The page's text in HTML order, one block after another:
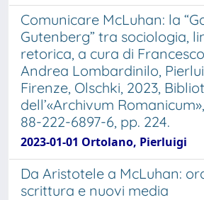
Comunicare McLuhan: la
Gutenberg” tra sociologia,
retorica, a cura di
Andrea Lombardinilo,
Firenze, Olschki, 2023,
dell’«Archivum
88-222-6897-6, pp. 224.
2023-01-01 Ortolano, Pierluigi
Da Aristotele a McLuhan:
scrittura e nuovi media